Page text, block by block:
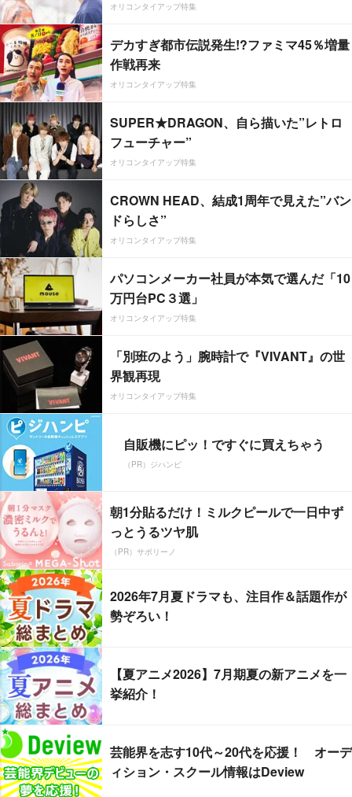
オリコンタイアップ特集
デカすぎ都市伝説発生!?ファミマ45％増量
作戦再来
オリコンタイアップ特集
SUPER★DRAGON、自ら描いた”レトロ
フューチャー”
オリコンタイアップ特集
CROWN HEAD、結成1周年で見えた”バン
ドらしさ”
オリコンタイアップ特集
パソコンメーカー社員が本気で選んだ「10
万円台PC３選」
オリコンタイアップ特集
「別班のよう」腕時計で『VIVANT』の世
界観再現
オリコンタイアップ特集
自販機にピッ！ですぐに買えちゃう
（PR）ジハンピ
朝1分貼るだけ！ミルクピールで一日中ず
っとうるツヤ肌
（PR）サボリーノ
2026年7月夏ドラマも、注目作＆話題作が
勢ぞろい！
【夏アニメ2026】7月期夏の新アニメを一
挙紹介！
芸能界を志す10代～20代を応援！ オーデ
ィション・スクール情報はDeview